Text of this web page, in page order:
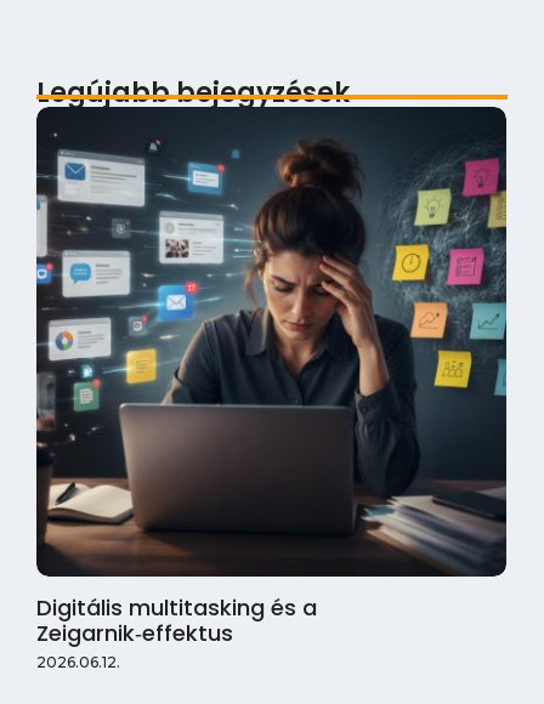
Legújabb bejegyzések
Digitális multitasking és a
Zeigarnik‑effektus
2026.06.12.